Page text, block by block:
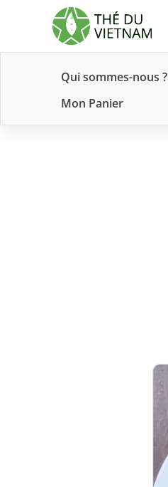
Qui sommes-nous ?
Mon Panier